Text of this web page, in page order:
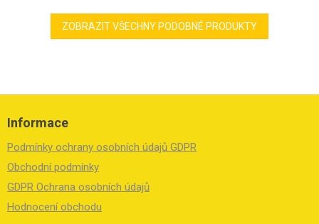
ZOBRAZIT VŠECHNY PODOBNÉ PRODUKTY
Informace
Podmínky ochrany osobních údajů GDPR
Obchodní podmínky
GDPR Ochrana osobních údajů
Hodnocení obchodu